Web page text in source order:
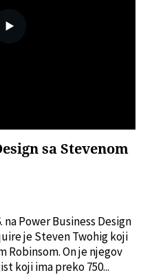
sa Stevenom
na Power Business Design
je Steven Twohig koji
Robinsom. On je njegov
koji ima preko 750...